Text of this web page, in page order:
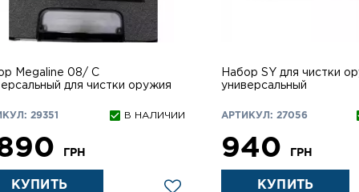
Megaline 08/ С
для чистки оружия
29351 В НАЛИЧИИ
ГРН
КУПИТЬ
Набор SY для чистки
универсальный
АРТИКУЛ: 27056
940 ГРН
КУПИТЬ